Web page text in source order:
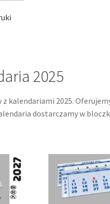
2025
kalendariami 2025.
dostarczamy w